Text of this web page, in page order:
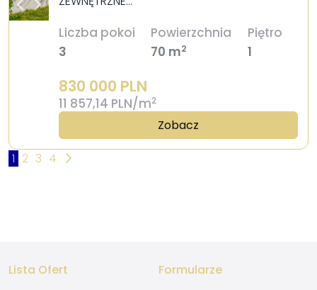
Liczba pokoi
3
Powierzchnia
70 m2
Piętro
1
830 000 PLN
11 857,14 PLN/m2
Zobacz
1 2 3 4
Lista Ofert
Formularze